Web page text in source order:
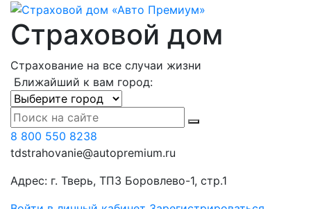
Страховой дом
Страхование на все случаи жизни
Ближайший к вам город:
8 800 550 8238
tdstrahovanie@autopremium.ru
Адрес: г. Тверь, ТПЗ Боровлево-1, стр.1